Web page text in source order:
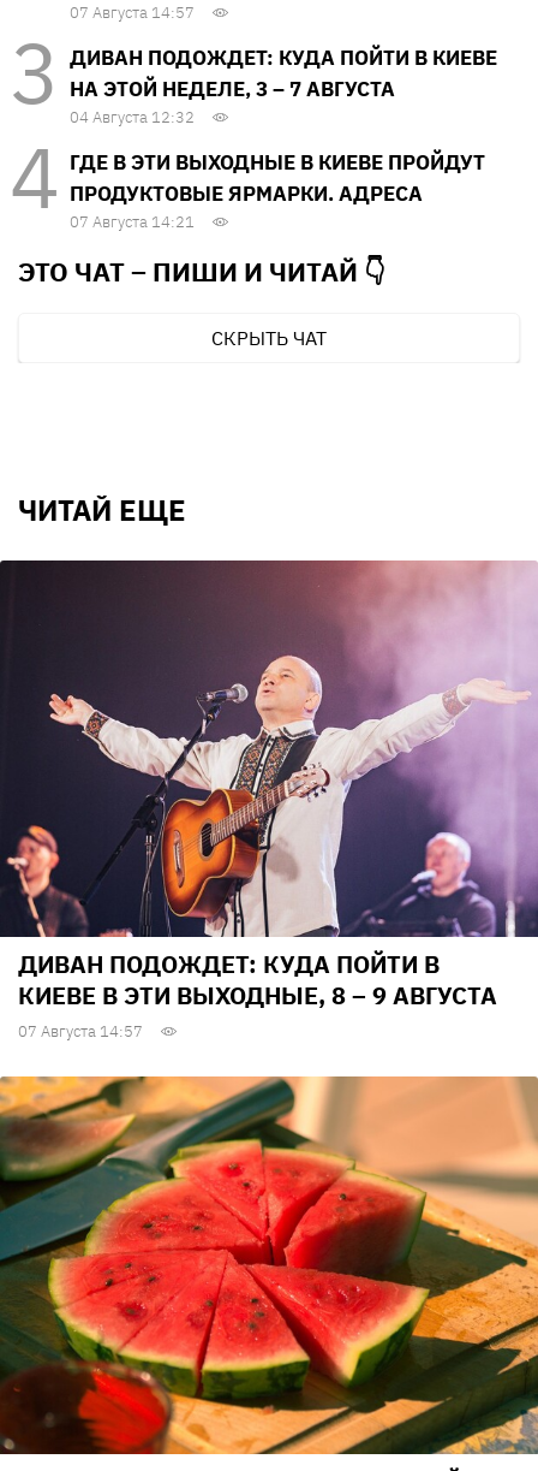
07 Августа 14:57
ДИВАН ПОДОЖДЕТ: КУДА ПОЙТИ В КИЕВЕ
НА ЭТОЙ НЕДЕЛЕ, 3 – 7 АВГУСТА
04 Августа 12:32
ГДЕ В ЭТИ ВЫХОДНЫЕ В КИЕВЕ ПРОЙДУТ
ПРОДУКТОВЫЕ ЯРМАРКИ. АДРЕСА
07 Августа 14:21
ЭТО ЧАТ – ПИШИ И ЧИТАЙ 👇
СКРЫТЬ ЧАТ
ЧИТАЙ ЕЩЕ
ДИВАН ПОДОЖДЕТ: КУДА ПОЙТИ В
КИЕВЕ В ЭТИ ВЫХОДНЫЕ, 8 – 9 АВГУСТА
07 Августа 14:57